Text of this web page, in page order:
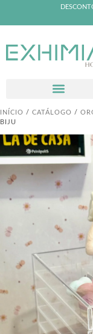
INÍCIO / CATÁLOGO /
BIJU